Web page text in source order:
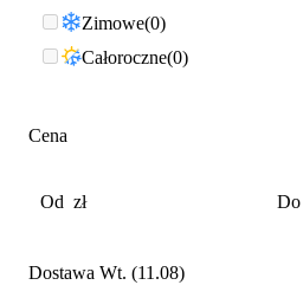
Zimowe 0
Całoroczne 0
Cena
Dostawa Wt. (11.08)